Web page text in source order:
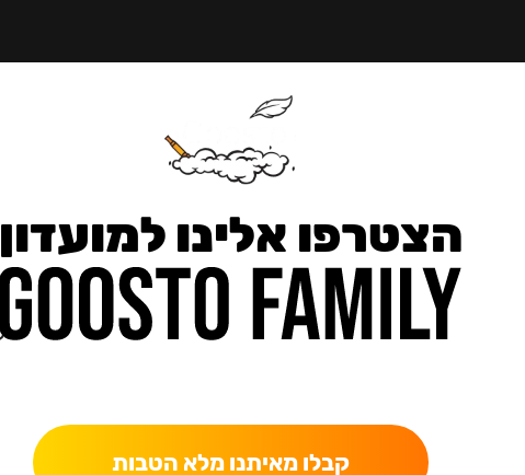
הצטרפו אלינו למועדון
קבלו מאיתנו מלא הטבות